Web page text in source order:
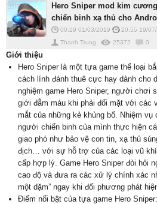
Hero Sniper mod kim
chiến binh xạ thủ cho
00:29 01/03/2019 20:55 19/
Thanh Trung
25372 0
Giới thiệu
Hero Sniper là một tựa game thể loại
cách lính đánh thuê cực hay dành cho
nghiệm game Hero Sniper, người chơi
giới đẫm máu khi phải đối mặt với các
mắt của những kẻ khủng bố. Nhiệm vụ
người chiến binh của mình thực hiện
giao phó như bảo vệ con tin, xạ thủ
địch… với sự hỗ trợ của các loại vũ khí
cấp hợp lý. Game Hero Sniper đòi hỏi
cao độ và đưa ra các xử lý chính xác
một dặm” ngay khi đối phương phát
Điểm nổi bật của tựa game Hero Sniper: